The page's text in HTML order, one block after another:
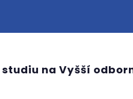
na Vyšší